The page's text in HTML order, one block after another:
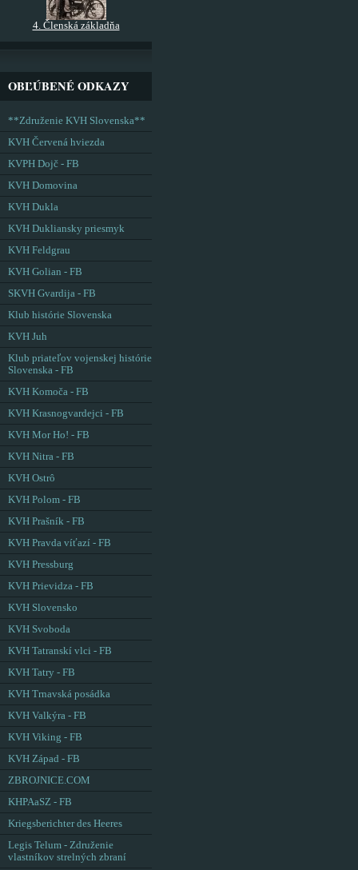
4. Členská základňa
OBĽÚBENÉ ODKAZY
**Združenie KVH Slovenska**
KVH Červená hviezda
KVPH Dojč - FB
KVH Domovina
KVH Dukla
KVH Dukliansky priesmyk
KVH Feldgrau
KVH Golian - FB
SKVH Gvardija - FB
Klub histórie Slovenska
KVH Juh
Klub priateľov vojenskej histórie
Slovenska - FB
KVH Komoča - FB
KVH Krasnogvardejci - FB
KVH Mor Ho! - FB
KVH Nitra - FB
KVH Ostrô
KVH Polom - FB
KVH Prašník - FB
KVH Pravda víťazí - FB
KVH Pressburg
KVH Prievidza - FB
KVH Slovensko
KVH Svoboda
KVH Tatranskí vlci - FB
KVH Tatry - FB
KVH Trnavská posádka
KVH Valkýra - FB
KVH Viking - FB
KVH Západ - FB
ZBROJNICE.COM
KHPAaSZ - FB
Kriegsberichter des Heeres
Legis Telum - Združenie
vlastníkov strelných zbraní